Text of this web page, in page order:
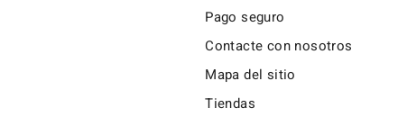
Pago seguro
Contacte con nosotros
Mapa del sitio
Tiendas